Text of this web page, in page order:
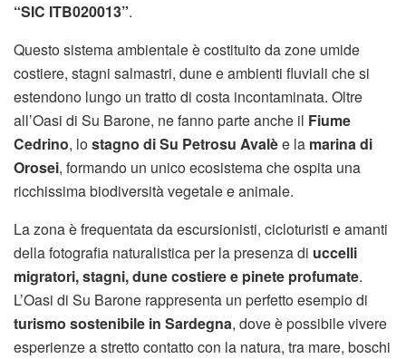
“SIC ITB020013”.
Questo sistema ambientale è costituito da zone umide
costiere, stagni salmastri, dune e ambienti fluviali che si
estendono lungo un tratto di costa incontaminata. Oltre
all’Oasi di Su Barone, ne fanno parte anche il Fiume
Cedrino, lostagno di Su Petrosu Avalèe la marina di
Orosei, formando un unico ecosistema che ospita una
ricchissima biodiversità vegetale e animale.
La zona è frequentata da escursionisti, cicloturisti e amanti
della fotografia naturalistica per la presenza di uccelli
migratori, stagni, dune costiere e pinete profumate.
L’Oasi di Su Barone rappresenta un perfetto esempio di
turismo sostenibile in Sardegna, dove è possibile vivere
esperienze a stretto contatto con la natura, tra mare, boschi